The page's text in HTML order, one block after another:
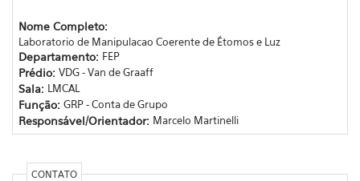
Nome Completo:
Laboratorio de Manipulacao Coerente de Étomos e Luz
Departamento: FEP
Prédio: VDG - Van de Graaff
Sala: LMCAL
Função: GRP - Conta de Grupo
Responsável/Orientador: Marcelo Martinelli
CONTATO